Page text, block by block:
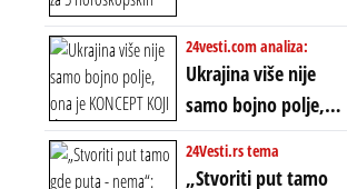
neistinom: forma te
ere završila se na
istom mestu, ali
prošle godine
znakova: Stiže lavina
novca i bogatstva
24vesti.com analiza:
Ukrajina više nije
samo bojno polje,
ona je KONCEPT KOJI
ĆE RASPASTI CEO
24Vesti.rs tema
„Stvoriti put tamo